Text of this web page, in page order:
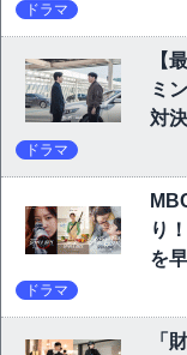
ドラマ
【
ミ
対決
ドラマ
り
を
ドラマ
「